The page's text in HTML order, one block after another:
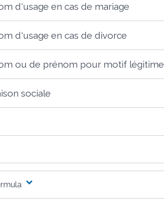
d'usage en cas de mariage
d'usage en cas de divorce
ou de prénom pour motif légitime
sociale